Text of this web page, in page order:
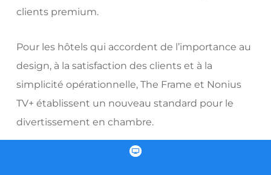
clients premium.
Pour les hôtels qui accordent de l’importance au
design, à la satisfaction des clients et à la
simplicité opérationnelle, The Frame et Nonius
TV+ établissent un nouveau standard pour le
divertissement en chambre.